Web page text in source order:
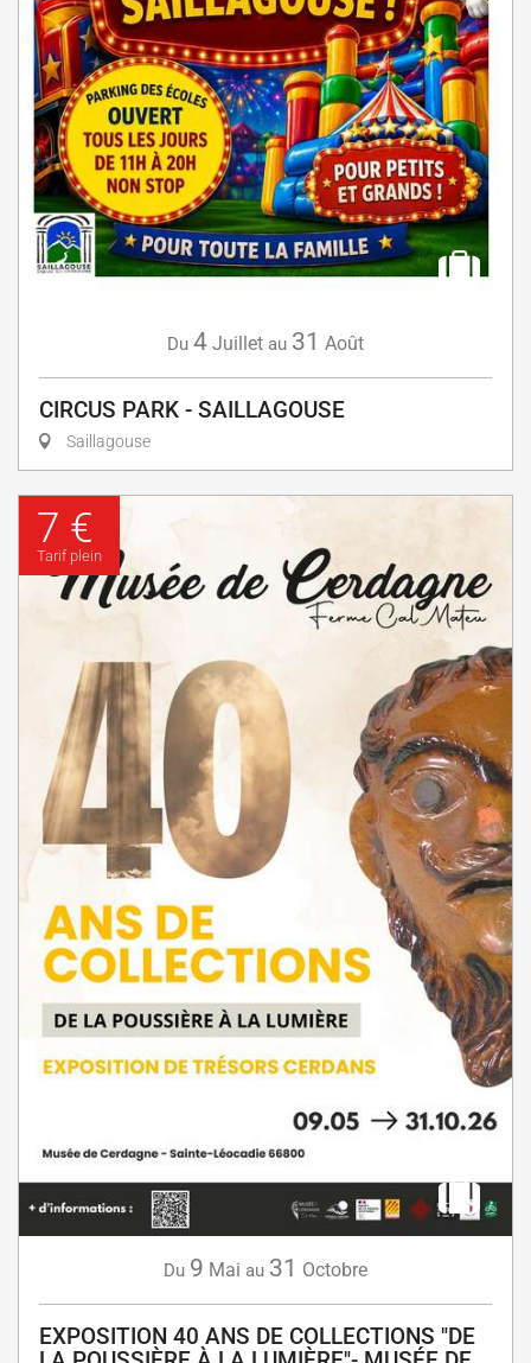
Du 4 Juillet au 31 Août
CIRCUS PARK - SAILLAGOUSE
Saillagouse
7 €
Tarif plein
Du 9 Mai au 31 Octobre
EXPOSITION 40 ANS DE COLLECTIONS "DE